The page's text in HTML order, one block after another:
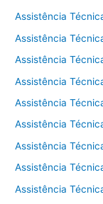
Assistência
Assistência
Assistência
Assistência
Assistência
Assistência
Assistência
Assistência
Assistência